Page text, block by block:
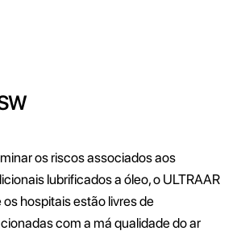
os riscos associados aos
lubrificados a óleo, o ULTRAAR
hospitais estão livres de
com a má qualidade do ar